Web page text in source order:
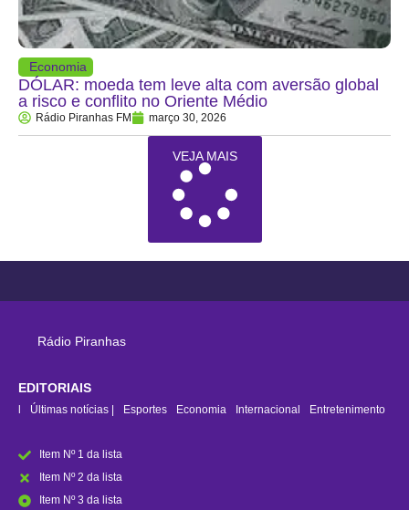
Economia
DÓLAR: moeda tem leve alta com aversão global
a risco e conflito no Oriente Médio
Rádio Piranhas FM março 30, 2026
VEJA MAIS
Rádio Piranhas
EDITORIAIS
Últimas notícias | Esportes Economia Internacional Entretenimento
Item Nº 1 da lista
Item Nº 2 da lista
Item Nº 3 da lista